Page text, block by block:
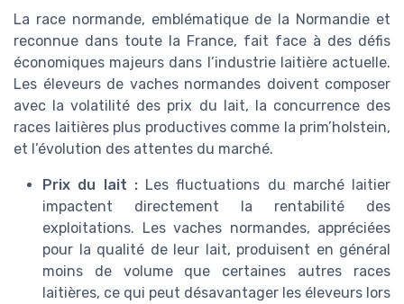
La race normande, emblématique de la Normandie et
reconnue dans toute la France, fait face à des défis
économiques majeurs dans l’industrie laitière actuelle.
Les éleveurs de vaches normandes doivent composer
avec la volatilité des prix du lait, la concurrence des
races laitières plus productives comme la prim’holstein,
et l’évolution des attentes du marché.
Prix du lait :Les fluctuations du marché laitier
impactent directement la rentabilité des
exploitations. Les vaches normandes, appréciées
pour la qualité de leur lait, produisent en général
moins de volume que certaines autres races
laitières, ce qui peut désavantager les éleveurs lors